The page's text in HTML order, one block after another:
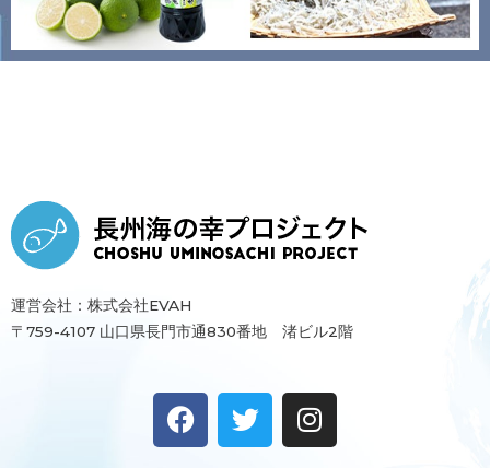
運営会社：株式会社EVAH
〒759-4107 山口県長門市通830番地 渚ビル2階
F
a
T
w
I
n